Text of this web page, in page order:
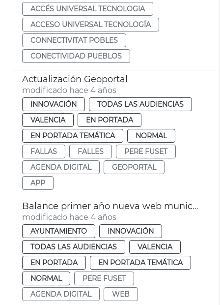
ACCÉS UNIVERSAL TECNOLOGIA
ACCESO UNIVERSAL TECNOLOGÍA
CONNECTIVITAT POBLES
CONECTIVIDAD PUEBLOS
Actualización Geoportal
modificado hace 4 años
INNOVACIÓN
TODAS LAS AUDIENCIAS
VALENCIA
EN PORTADA
EN PORTADA TEMÁTICA
NORMAL
FALLAS
FALLES
PERE FUSET
AGENDA DIGITAL
GEOPORTAL
APP
Balance primer año nueva web municipal
modificado hace 4 años
AYUNTAMIENTO
INNOVACIÓN
TODAS LAS AUDIENCIAS
VALENCIA
EN PORTADA
EN PORTADA TEMÁTICA
NORMAL
PERE FUSET
AGENDA DIGITAL
WEB